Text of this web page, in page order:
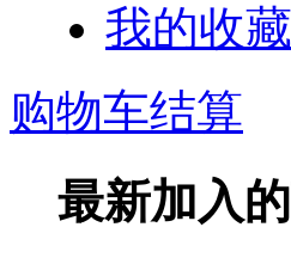
我的收藏
购物车结算
最新加入